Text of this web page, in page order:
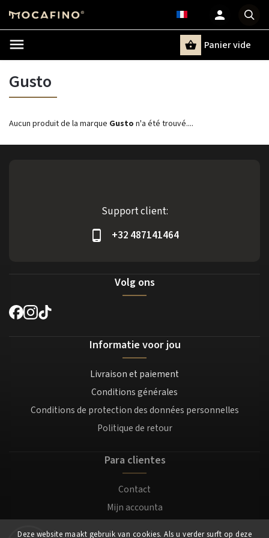
Deze website maakt gebruik van cookies. Als u verder surft op deze
Panier vide
Gusto
Aucun produit de la marque Gusto n'a été trouvé....
Support client:
+32 487141464
Volg ons
Informatie voor jou
Livraison et paiement
Conditions générales
Conditions de protection des données personnelles
Politique de retour
Para clientes
Contact
Mijn accounta